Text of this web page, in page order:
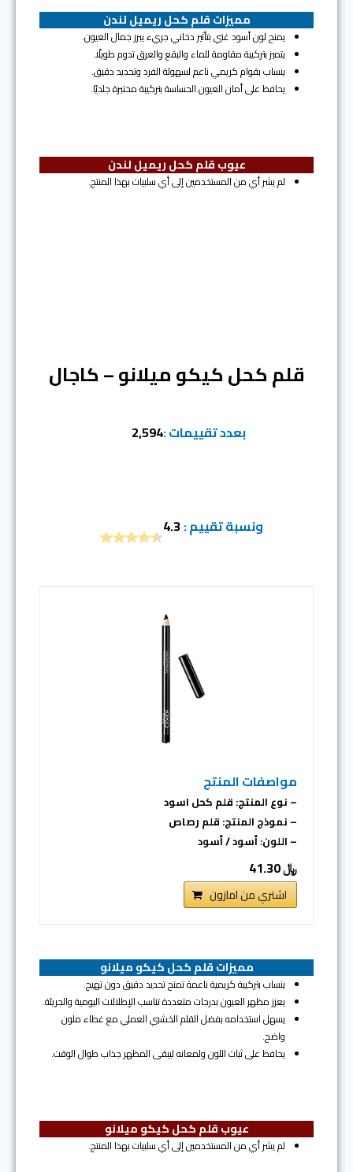
مميزات قلم كحل ريميل لندن
يمنح لون أسود غني بتأثير دخاني جريء يبرز جمال العيون.
يتميز بتركيبة مقاومة للماء والبقع والعرق تدوم طويلًا.
ينساب بقوام كريمي ناعم لسهولة الفرد وتحديد دقيق.
يحافظ على أمان العيون الحساسة بتركيبة مختبرة جلديًا.
عيوب قلم كحل ريميل لندن
لم يشر أي من المستخدمين إلى أي سلبيات بهذا المنتج.
قلم كحل كيكو ميلانو – كاجال
بعدد تقييمات :2,594
ونسبة تقييم :4.3
مواصفات المنتج
– نوع المنتج: قلم كحل اسود
– نموذج المنتج: قلم رصاص
– اللون: أسود / أسود
﷼ 41.30
اشتري من امازون
مميزات قلم كحل كيكو ميلانو
ينساب بتركيبة كريمية ناعمة تمنح تحديد دقيق دون تهيج.
يعزز مظهر العيون بدرجات متعددة تناسب الإطلالات اليومية والجريئة.
يسهل استخدامه بفضل القلم الخشبي العملي مع غطاء ملون
واضح.
يحافظ على ثبات اللون ولمعانه ليبقى المظهر جذاب طوال الوقت.
عيوب قلم كحل كيكو ميلانو
لم يشر أي من المستخدمين إلى أي سلبيات بهذا المنتج.